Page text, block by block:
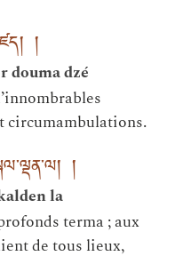
།
douma dzé
circumambulations.
།
la
terma ; aux
de tous lieux,